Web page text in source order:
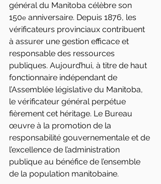
général du Manitoba célèbre son
150e anniversaire. Depuis 1876, les
vérificateurs provinciaux contribuent
à assurer une gestion efficace et
responsable des ressources
publiques. Aujourd’hui, à titre de haut
fonctionnaire indépendant de
l’Assemblée législative du Manitoba,
le vérificateur général perpétue
fièrement cet héritage. Le Bureau
œuvre à la promotion de la
responsabilité gouvernementale et de
l’excellence de l’administration
publique au bénéfice de l’ensemble
de la population manitobaine.